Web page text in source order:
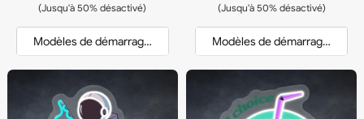
(Jusqu'à 50% désactivé)
Modèles de démarrage et devis
(Jusqu'à 50% désactivé)
Modèles de démarrage et